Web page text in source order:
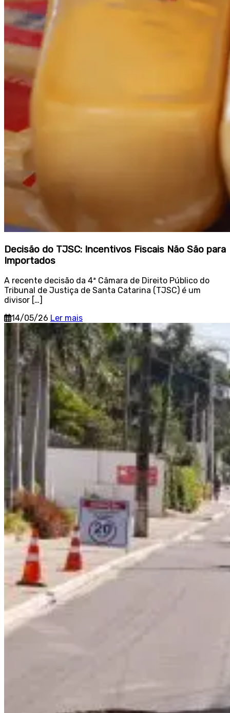
Decisão do TJSC: Incentivos Fiscais Não São para
Importados
A recente decisão da 4ª Câmara de Direito Público do
Tribunal de Justiça de Santa Catarina (TJSC) é um
divisor […]
14/05/26 Ler mais